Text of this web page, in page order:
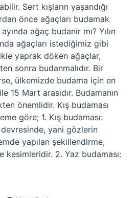
Sert kışların yaşandığı
önce ağaçları budamak
ağaç budanır mı? Yılın
ağaçları istediğimiz gibi
yaprak döken ağaçlar,
sonra budanmalıdır. Bir
ülkemizde budama için en
15 Mart arasıdır. Budamanın
önemlidir. Kış budaması
göre; 1. Kış budaması:
yani gözlerin
yapılan şekillendirme,
kesimleridir. 2. Yaz budaması: